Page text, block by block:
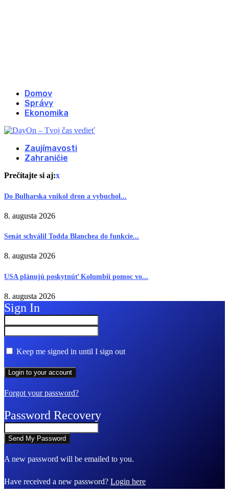
Domov
Správy
Ekonomika
Zaujímavosti
Zahraničie
Prečítajte si aj:x
Do Bulharska vnikol dron a vybuchol...
8. augusta 2026
Senát schválil Todda Blanchea do funkcie...
8. augusta 2026
USA plánujú poskytnúť Kolumbii pomoc vo...
8. augusta 2026
Sign In
Keep me signed in until I sign out
Forgot your password?
Password Recovery
A new password will be emailed to you.
Have received a new password? Login here